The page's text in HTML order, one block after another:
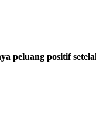
peluang positif